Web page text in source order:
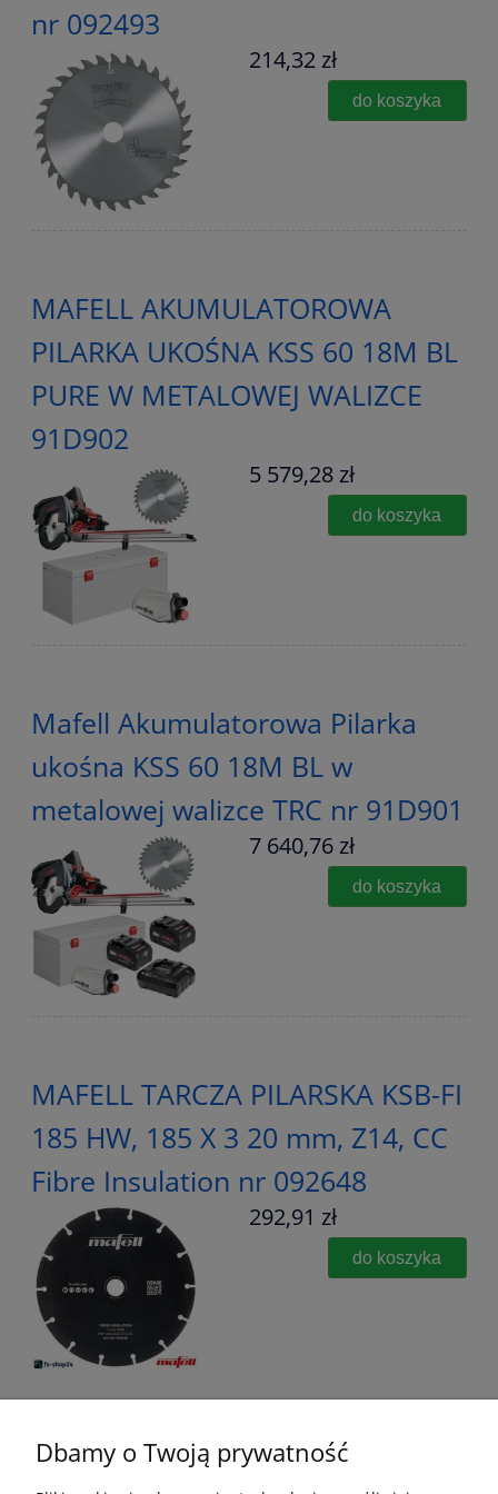
nr 092493
214,32 zł
do koszyka
MAFELL AKUMULATOROWA
PILARKA UKOŚNA KSS 60 18M BL
PURE W METALOWEJ WALIZCE
91D902
5 579,28 zł
do koszyka
Mafell Akumulatorowa Pilarka
ukośna KSS 60 18M BL w
metalowej walizce TRC nr 91D901
7 640,76 zł
do koszyka
MAFELL TARCZA PILARSKA KSB-FI
185 HW, 185 X 3 20 mm, Z14, CC
Fibre Insulation nr 092648
292,91 zł
do koszyka
Dbamy o Twoją prywatność